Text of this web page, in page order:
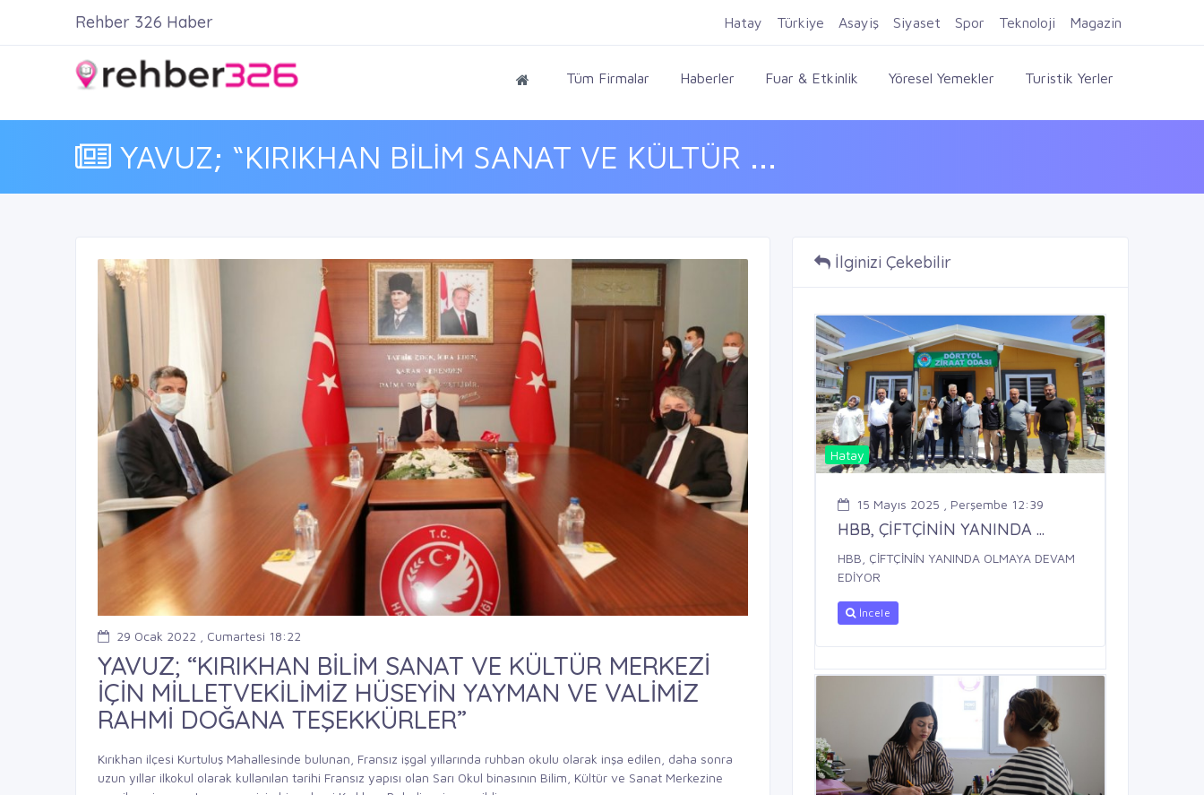
Firma Ekle Kayıt Ol Giriş Yap
Tüm Firmalar Haberler Fuar & Etkinlik Yöresel Yemekler Turistik Yerler
YAVUZ; “KIRIKHAN BİLİM SANAT VE KÜLTÜR ...
Rehber 326 Haber Hatay Türkiye Asayiş Siyaset Spor Teknoloji Magazin
29 Ocak 2022 , Cumartesi 18:22
YAVUZ; “KIRIKHAN BİLİM SANAT VE KÜLTÜR MERKEZİ
İÇİN MİLLETVEKİLİMİZ HÜSEYİN YAYMAN VE VALİMİZ
RAHMİ DOĞANA TEŞEKKÜRLER”
Kırıkhan ilçesi Kurtuluş Mahallesinde bulunan, Fransız işgal yıllarında ruhban okulu olarak inşa edilen, daha sonra
uzun yıllar ilkokul olarak kullanılan tarihi Fransız yapısı olan Sarı Okul binasının Bilim, Kültür ve Sanat Merkezine
İlginizi Çekebilir
Hatay
15 Mayıs 2025 , Perşembe 12:39
HBB, ÇİFTÇİNİN YANINDA ...
HBB, ÇİFTÇİNİN YANINDA OLMAYA DEVAM
EDİYOR
İncele